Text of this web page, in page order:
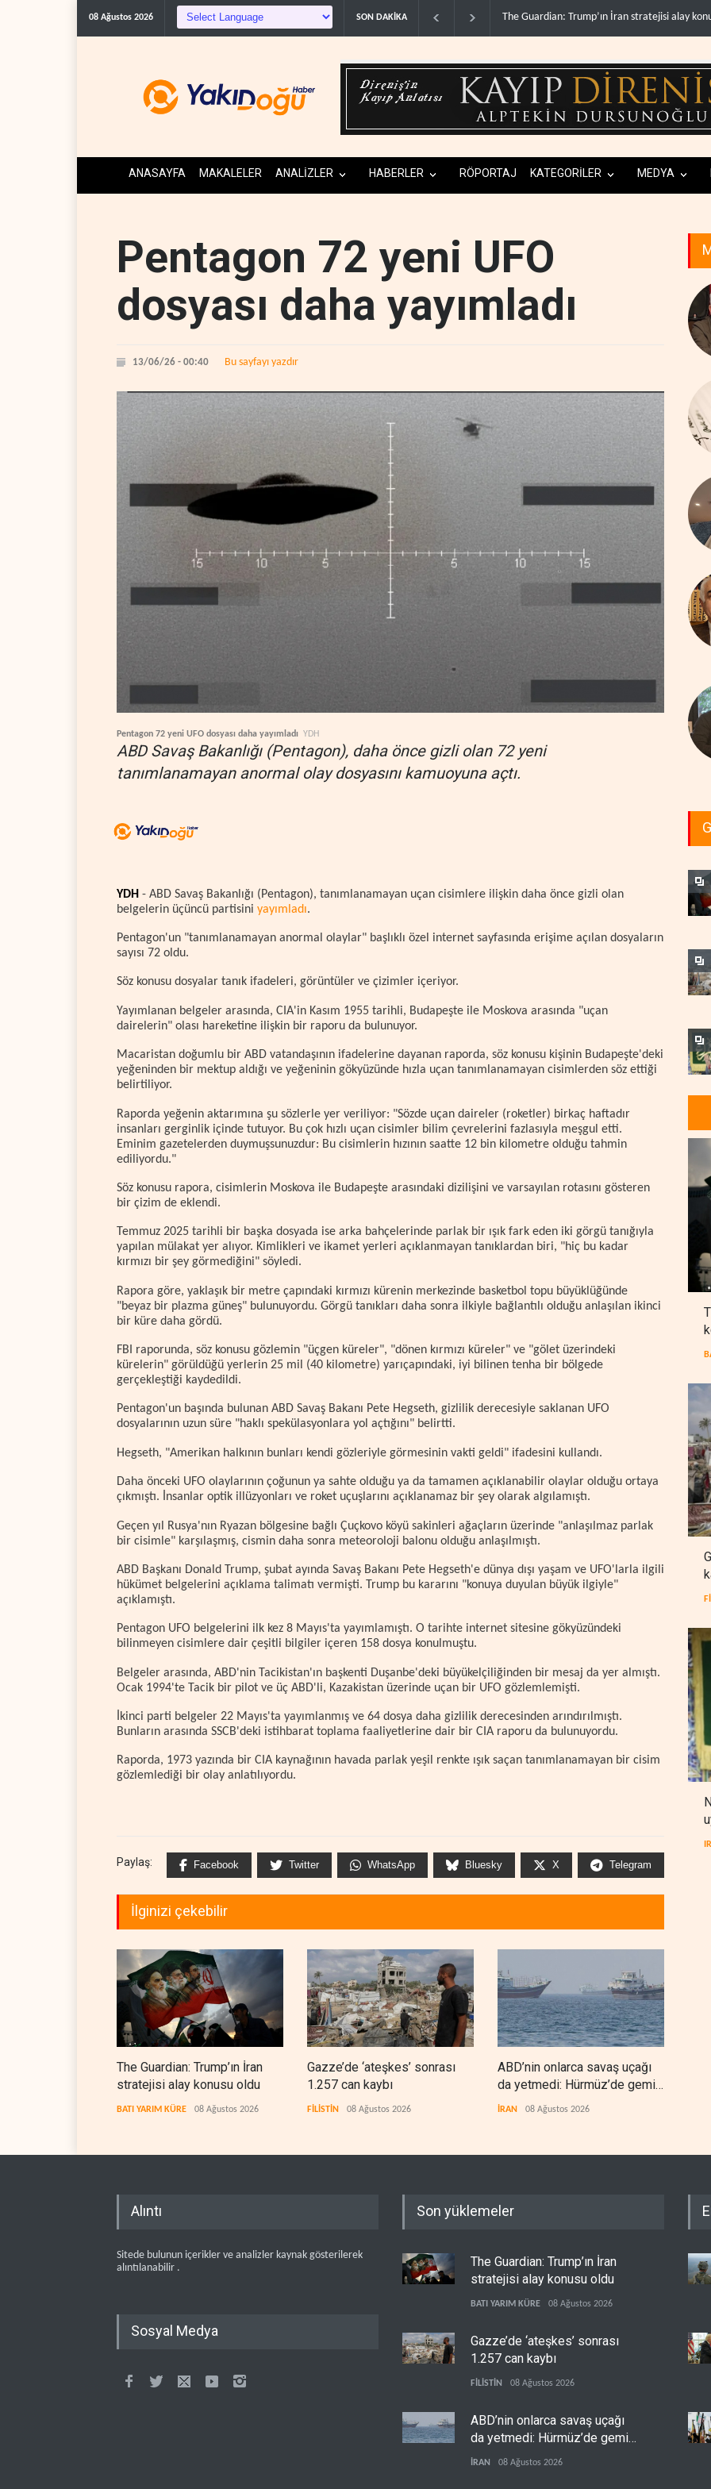
08 Ağustos 2026 SON DAKİKA
The Guardian: Trump’ın İran stratejisi alay konusu oldu.. Gazze’de ‘ateşkes’ sonrası 1.257 can kaybı..
ANASAYFA MAKALELER ANALİZLER HABERLER RÖPORTAJ KATEGORİLER MEDYA
Pentagon 72 yeni UFO
dosyası daha yayımladı
13/06/26 - 00:40 Bu sayfayı yazdır
Pentagon 72 yeni UFO dosyası daha yayımladı YDH
ABD Savaş Bakanlığı (Pentagon), daha önce gizli olan 72 yeni
tanımlanamayan anormal olay dosyasını kamuoyuna açtı.
YDH - ABD Savaş Bakanlığı (Pentagon), tanımlanamayan uçan cisimlere ilişkin daha önce gizli olan
belgelerin üçüncü partisini yayımladı.
Pentagon'un "tanımlanamayan anormal olaylar" başlıklı özel internet sayfasında erişime açılan dosyaların
sayısı 72 oldu.
Söz konusu dosyalar tanık ifadeleri, görüntüler ve çizimler içeriyor.
Yayımlanan belgeler arasında, CIA'in Kasım 1955 tarihli, Budapeşte ile Moskova arasında "uçan
dairelerin" olası hareketine ilişkin bir raporu da bulunuyor.
Macaristan doğumlu bir ABD vatandaşının ifadelerine dayanan raporda, söz konusu kişinin Budapeşte'deki
yeğeninden bir mektup aldığı ve yeğeninin gökyüzünde hızla uçan tanımlanamayan cisimlerden söz ettiği
belirtiliyor.
Raporda yeğenin aktarımına şu sözlerle yer veriliyor: "Sözde uçan daireler (roketler) birkaç haftadır
insanları gerginlik içinde tutuyor. Bu çok hızlı uçan cisimler bilim çevrelerini fazlasıyla meşgul etti.
Eminim gazetelerden duymuşsunuzdur: Bu cisimlerin hızının saatte 12 bin kilometre olduğu tahmin
ediliyordu."
Söz konusu rapora, cisimlerin Moskova ile Budapeşte arasındaki dizilişini ve varsayılan rotasını gösteren
bir çizim de eklendi.
Temmuz 2025 tarihli bir başka dosyada ise arka bahçelerinde parlak bir ışık fark eden iki görgü tanığıyla
yapılan mülakat yer alıyor. Kimlikleri ve ikamet yerleri açıklanmayan tanıklardan biri, "hiç bu kadar
kırmızı bir şey görmediğini" söyledi.
Rapora göre, yaklaşık bir metre çapındaki kırmızı kürenin merkezinde basketbol topu büyüklüğünde
"beyaz bir plazma güneş" bulunuyordu. Görgü tanıkları daha sonra ilkiyle bağlantılı olduğu anlaşılan ikinci
bir küre daha gördü.
FBI raporunda, söz konusu gözlemin "üçgen küreler", "dönen kırmızı küreler" ve "gölet üzerindeki
kürelerin" görüldüğü yerlerin 25 mil (40 kilometre) yarıçapındaki, iyi bilinen tenha bir bölgede
gerçekleştiği kaydedildi.
Pentagon'un başında bulunan ABD Savaş Bakanı Pete Hegseth, gizlilik derecesiyle saklanan UFO
dosyalarının uzun süre "haklı spekülasyonlara yol açtığını" belirtti.
Hegseth, "Amerikan halkının bunları kendi gözleriyle görmesinin vakti geldi" ifadesini kullandı.
Daha önceki UFO olaylarının çoğunun ya sahte olduğu ya da tamamen açıklanabilir olaylar olduğu ortaya
çıkmıştı. İnsanlar optik illüzyonları ve roket uçuşlarını açıklanamaz bir şey olarak algılamıştı.
Geçen yıl Rusya'nın Ryazan bölgesine bağlı Çuçkovo köyü sakinleri ağaçların üzerinde "anlaşılmaz parlak
bir cisimle" karşılaşmış, cismin daha sonra meteoroloji balonu olduğu anlaşılmıştı.
ABD Başkanı Donald Trump, şubat ayında Savaş Bakanı Pete Hegseth'e dünya dışı yaşam ve UFO'larla ilgili
hükümet belgelerini açıklama talimatı vermişti. Trump bu kararını "konuya duyulan büyük ilgiyle"
açıklamıştı.
Pentagon UFO belgelerini ilk kez 8 Mayıs'ta yayımlamıştı. O tarihte internet sitesine gökyüzündeki
bilinmeyen cisimlere dair çeşitli bilgiler içeren 158 dosya konulmuştu.
Belgeler arasında, ABD'nin Tacikistan'ın başkenti Duşanbe'deki büyükelçiliğinden bir mesaj da yer almıştı.
Ocak 1994'te Tacik bir pilot ve üç ABD'li, Kazakistan üzerinde uçan bir UFO gözlemlemişti.
İkinci parti belgeler 22 Mayıs'ta yayımlanmış ve 64 dosya daha gizlilik derecesinden arındırılmıştı.
Bunların arasında SSCB'deki istihbarat toplama faaliyetlerine dair bir CIA raporu da bulunuyordu.
Raporda, 1973 yazında bir CIA kaynağının havada parlak yeşil renkte ışık saçan tanımlanamayan bir cisim
gözlemlediği bir olay anlatılıyordu.
Paylaş: Facebook Twitter WhatsApp Bluesky X Telegram
İlginizi çekebilir
The Guardian: Trump’ın İran
stratejisi alay konusu oldu
BATI YARIM KÜRE 08 Ağustos 2026
Gazze’de ‘ateşkes’ sonrası
1.257 can kaybı
FİLİSTİN 08 Ağustos 2026
ABD’nin onlarca savaş uçağı
da yetmedi: Hürmüz’de gemi
vuruldu
İRAN 08 Ağustos 2026
Alıntı
Sitede bulunun içerikler ve analizler kaynak gösterilerek
alıntılanabilir .
Sosyal Medya
Son yüklemeler
The Guardian: Trump’ın İran
stratejisi alay konusu oldu
BATI YARIM KÜRE 08 Ağustos 2026
Gazze’de ‘ateşkes’ sonrası
1.257 can kaybı
FİLİSTİN 08 Ağustos 2026
ABD’nin onlarca savaş uçağı
da yetmedi: Hürmüz’de gemi
vuruldu
İRAN 08 Ağustos 2026